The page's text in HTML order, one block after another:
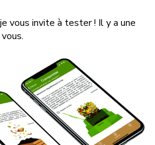
vous invite à tester ! Il y a une